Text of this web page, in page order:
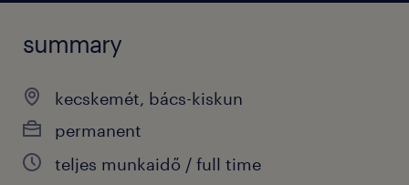
summary
kecskemét, bács-kiskun
permanent
teljes munkaidő / full time